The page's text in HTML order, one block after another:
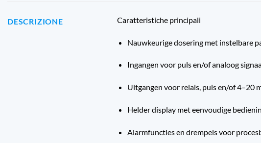
DESCRIZIONE Caratteristiche principali
Nauwkeurige dosering met instelbare
Ingangen voor puls en/of analoog
Uitgangen voor relais, puls en/of 4–20
Helder display met eenvoudige
Alarmfuncties en drempels voor